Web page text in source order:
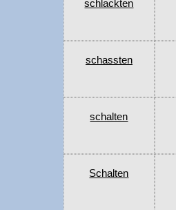
schlackten
schassten
schalten
Schalten